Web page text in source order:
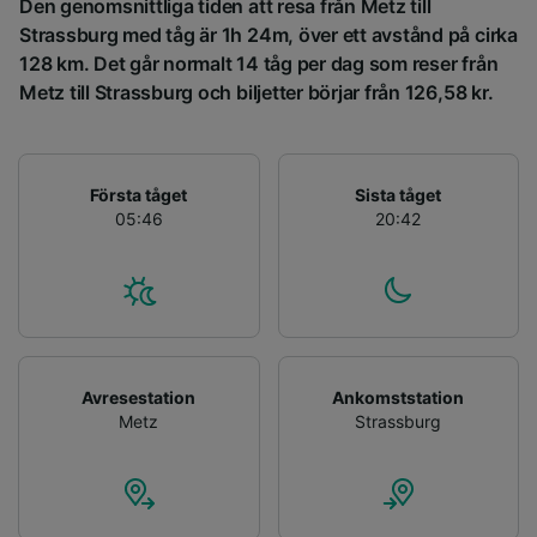
Den genomsnittliga tiden att resa från Metz till
Strassburg med tåg är 1h 24m, över ett avstånd på cirka
128 km. Det går normalt 14 tåg per dag som reser från
Metz till Strassburg och biljetter börjar från 126,58 kr.
Första tåget
05:46
Sista tåget
20:42
Avresestation
Metz
Ankomststation
Strassburg
Lista över partner (leverantörer)